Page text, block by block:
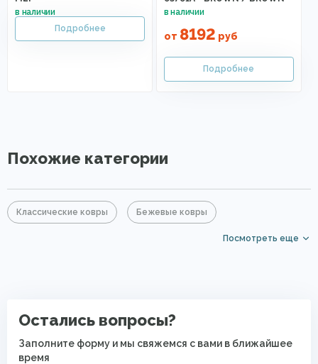
от 8192 руб
Похожие категории
Классические ковры Бежевые ковры
Посмотреть еще
Остались вопросы?
Заполните форму и мы свяжемся с вами в ближайшее
время